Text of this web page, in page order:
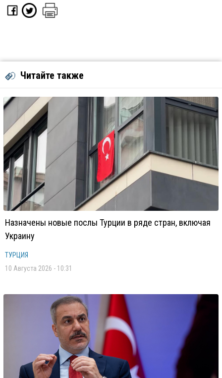
Читайте также
Назначены новые послы Турции в ряде стран, включая
Украину
ТУРЦИЯ
10 Августа 2026 - 10:31